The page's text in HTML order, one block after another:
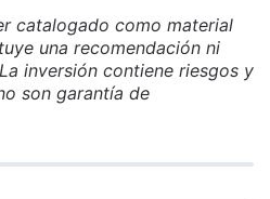
catalogado como material
una recomendación ni
inversión contiene riesgos y
son garantía de